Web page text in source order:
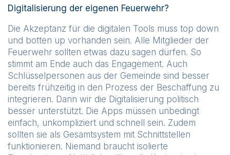
Digitalisierung der eigenen Feuerwehr?
Die Akzeptanz für die digitalen Tools muss top down
und botten up vorhanden sein. Alle Mitglieder der
Feuerwehr sollten etwas dazu sagen dürfen. So
stimmt am Ende auch das Engagement. Auch
Schlüsselpersonen aus der Gemeinde sind besser
bereits frühzeitig in den Prozess der Beschaffung zu
integrieren. Dann wir die Digitalisierung politisch
besser unterstützt. Die Apps müssen unbedingt
einfach, unkompliziert und schnell sein. Zudem
sollten sie als Gesamtsystem mit Schnittstellen
funktionieren. Niemand braucht isolierte